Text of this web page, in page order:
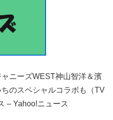
ャニーズWEST神山智洋＆濱
のスペシャルコラボも（TV
– Yahoo!ニュース